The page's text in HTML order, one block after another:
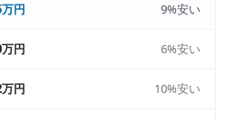
円 9%安い
円 6%安い
円 10%安い